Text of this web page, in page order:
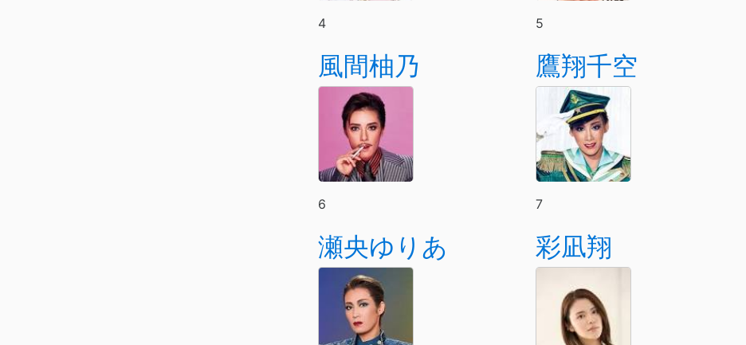
4 5
風間柚乃
6
鷹翔千空
7
瀬央ゆりあ 彩凪翔